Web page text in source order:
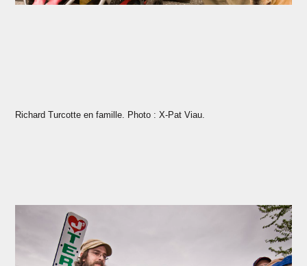
Richard Turcotte en famille. Photo : X-Pat Viau.